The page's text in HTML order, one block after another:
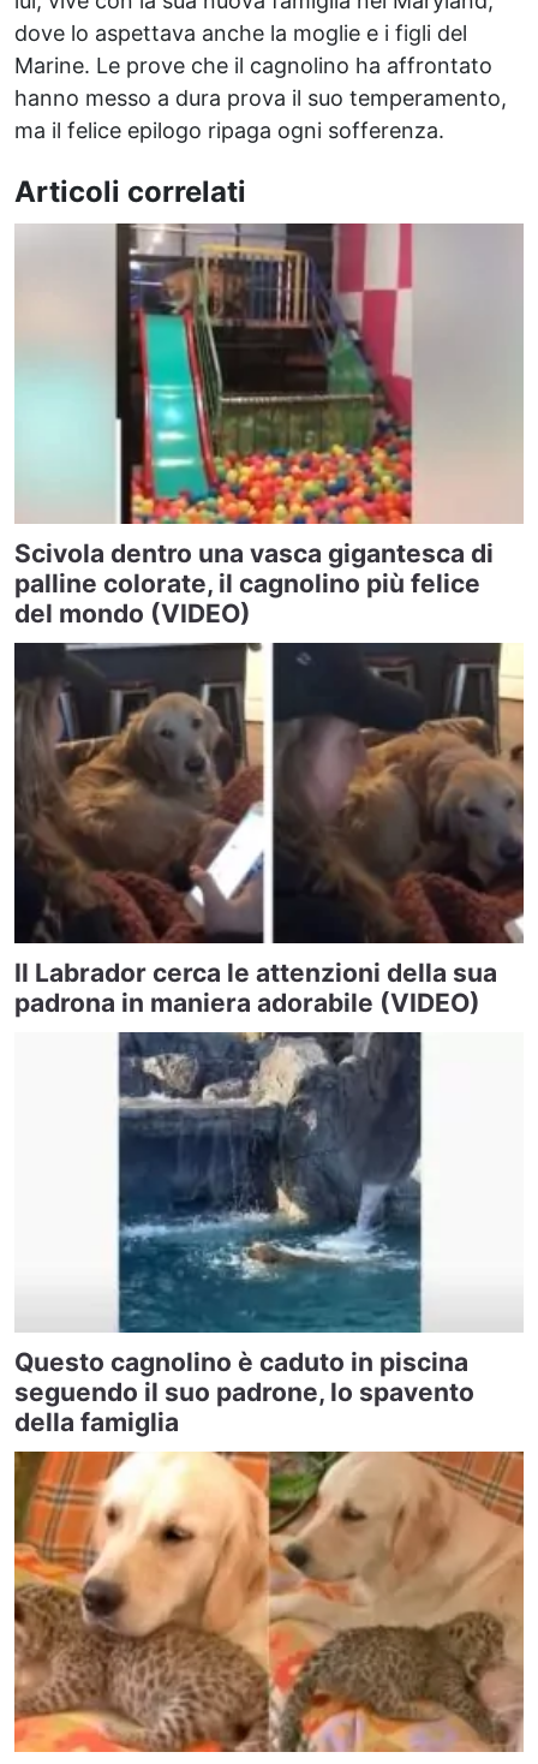
dove lo aspettava anche la moglie e i figli del
Marine. Le prove che il cagnolino ha affrontato
hanno messo a dura prova il suo temperamento,
ma il felice epilogo ripaga ogni sofferenza.
Articoli correlati
Scivola dentro una vasca gigantesca di
palline colorate, il cagnolino più felice
del mondo (VIDEO)
Il Labrador cerca le attenzioni della sua
padrona in maniera adorabile (VIDEO)
Questo cagnolino è caduto in piscina
seguendo il suo padrone, lo spavento
della famiglia